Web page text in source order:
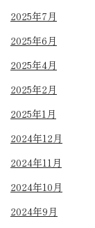
2025年7月
2025年6月
2025年4月
2025年2月
2025年1月
2024年12月
2024年11月
2024年10月
2024年9月